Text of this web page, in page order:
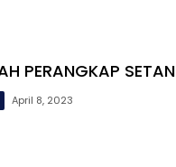
PERANGKAP SETAN
April 8, 2023